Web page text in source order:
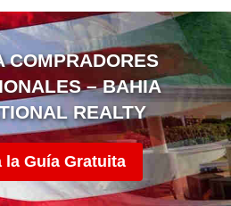
COMPRADORES
– BAHIA
REALTY
la Guía Gratuita